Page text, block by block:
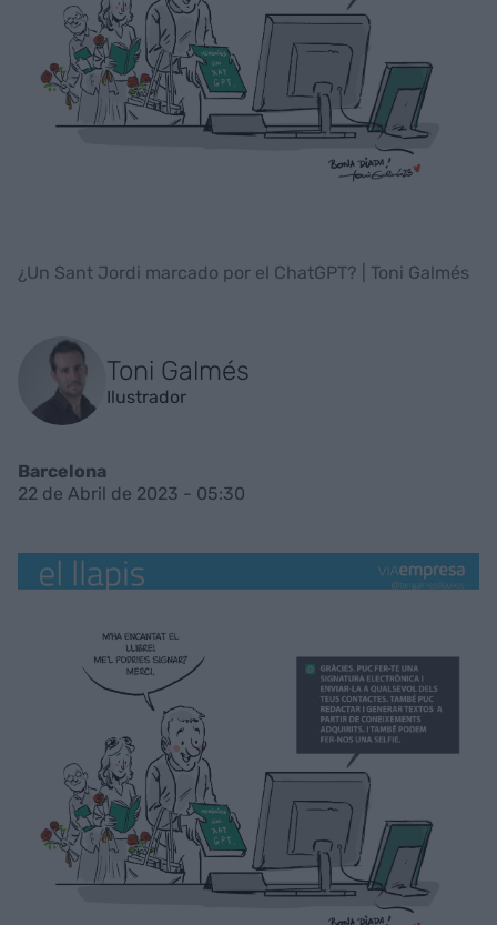
¿Un Sant Jordi marcado por el ChatGPT? | Toni Galmés
Toni Galmés
Ilustrador
Barcelona
22 de Abril de 2023 - 05:30